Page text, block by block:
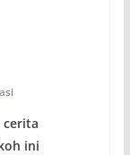
cerita
ini